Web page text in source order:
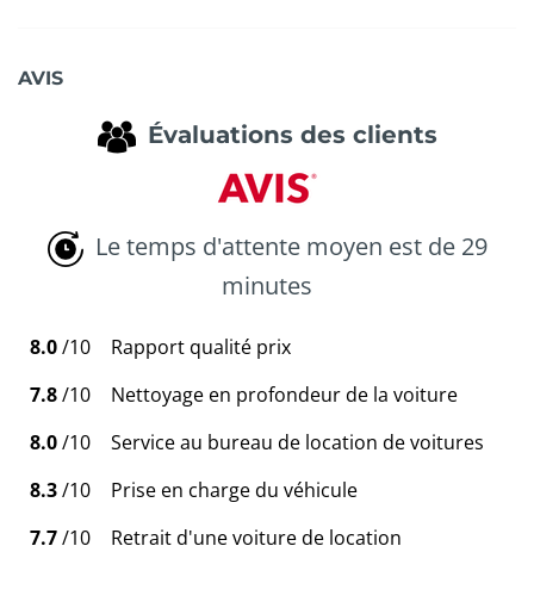
AVIS
Évaluations des clients
Le temps d'attente moyen est de 29
minutes
8.0/10
Rapport qualité prix
7.8/10
Nettoyage en profondeur de la voiture
8.0/10
Service au bureau de location de voitures
8.3/10
Prise en charge du véhicule
7.7/10 Retrait d'une voiture de location